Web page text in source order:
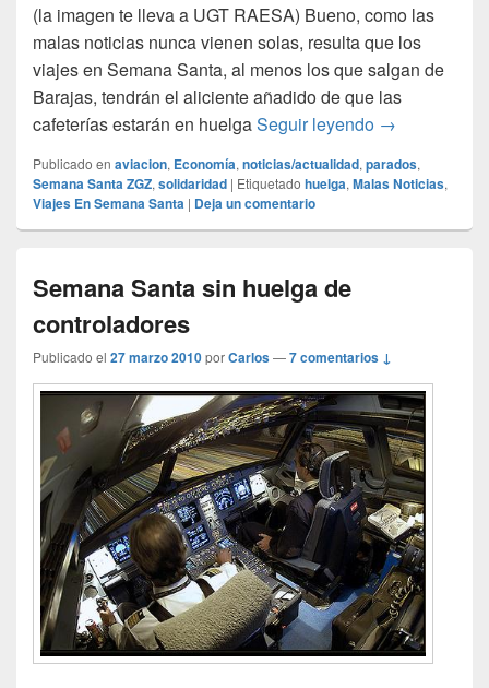
(la imagen te lleva a UGT RAESA) Bueno, como las
malas noticias nunca vienen solas, resulta que los
viajes en Semana Santa, al menos los que salgan de
Barajas, tendrán el aliciente añadido de que las
cafeterías estarán en huelgaSeguir leyendo Realidades
→
Publicado en aviacion, Economía, noticias/actualidad, parados,
Semana Santa ZGZ, solidaridad | Etiquetado huelga, Malas Noticias,
Viajes En Semana Santa | Deja un comentario
Semana Santa sin huelga de
controladores
Publicado el 27 marzo 2010porCarlos—7 comentarios ↓